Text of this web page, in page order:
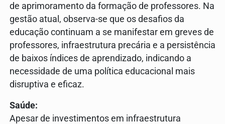
de aprimoramento da formação de professores. Na
gestão atual, observa-se que os desafios da
educação continuam a se manifestar em greves de
professores, infraestrutura precária e a persistência
de baixos índices de aprendizado, indicando a
necessidade de uma política educacional mais
disruptiva e eficaz.
Saúde:
Apesar de investimentos em infraestrutura